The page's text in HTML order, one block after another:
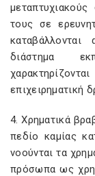
τους σε
διάστημα
επιχειρηματική
4. Χρηματικά
πεδίο καμίας
νοούνται τα
πρόσωπα ως